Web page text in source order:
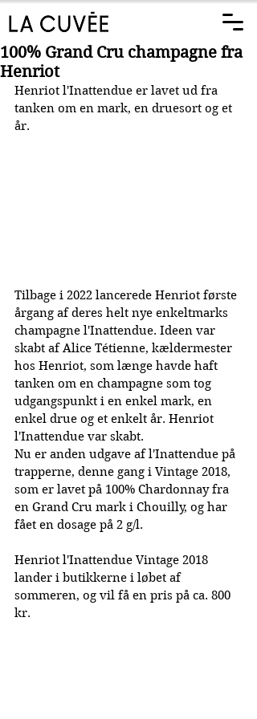
100% Grand Cru champagne fra
Henriot
Henriot l'Inattendue er lavet ud fra
tanken om en mark, en druesort og et
år.
Tilbage i 2022 lancerede Henriot første
årgang af deres helt nye enkeltmarks
champagne l'Inattendue. Ideen var
skabt af Alice Tétienne, kældermester
hos Henriot, som længe havde haft
tanken om en champagne som tog
udgangspunkt i en enkel mark, en
enkel drue og et enkelt år. Henriot
l'Inattendue var skabt.
Nu er anden udgave af l'Inattendue på
trapperne, denne gang i Vintage 2018,
som er lavet på 100% Chardonnay fra
en Grand Cru mark i Chouilly, og har
fået en dosage på 2 g/l.
Henriot l'Inattendue Vintage 2018
lander i butikkerne i løbet af
sommeren, og vil få en pris på ca. 800
kr.